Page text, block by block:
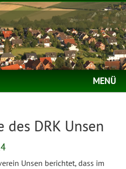
MENÜ
des DRK Unsen
Unsen berichtet, dass im